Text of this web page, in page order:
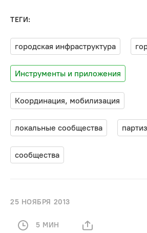
ТЕГИ:
городская инфраструктура
Инструменты и приложения
Координация, мобилизация
локальные сообщества
сообщества
25 НОЯБРЯ 2013
5 МИН